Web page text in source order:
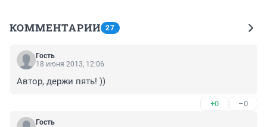
КОММЕНТАРИИ 27
Гость
18 июня 2013, 12:06
Автор, держи пять! ))
+0 –0
Гость